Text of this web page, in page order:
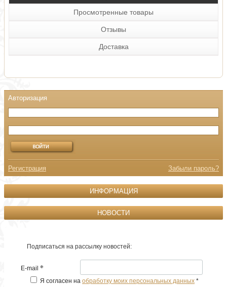
Просмотренные товары
Отзывы
Доставка
Регистрация Забыли пароль?
ИНФОРМАЦИЯ
НОВОСТИ
Подписаться на рассылку новостей:
E-mail *
Я согласен на обработку моих персональных данных *